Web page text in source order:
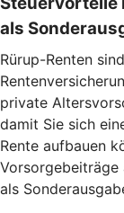
als
Rürup-Renten
private
damit Sie sich
Rente aufbauen
Vorsorgebeiträge
als